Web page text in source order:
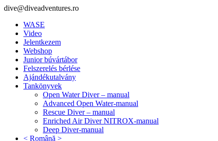
dive@diveadventures.ro
WASE
Video
Jelentkezem
Webshop
Junior búvártábor
Felszerelés bérlése
Ajándékutalvány
Tankönyvek
Open Water Diver – manual
Advanced Open Water-manual
Rescue Diver – manual
Enriched Air Diver NITROX-manual
Deep Diver-manual
< Română >